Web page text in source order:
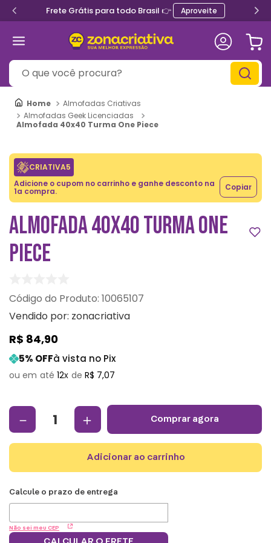
Frete Grátis para todo Brasil 👉 Aproveite
O que você procura?
Almofadas Criativas
Almofadas Geek Licenciadas
Almofada 40x40 Turma One Piece
CRIATIVA5
Adicione o cupom no carrinho e ganhe desconto na
1a compra. Copiar
ALMOFADA 40X40 TURMA ONE
PIECE
: 10065107
Vendido por: zonacriativa
R$ 84,90
5% OFFà vista no Pix
12 R$ 7,07
＋
－ comprar agora
adicionar ao carrinho
Não sei meu CEP